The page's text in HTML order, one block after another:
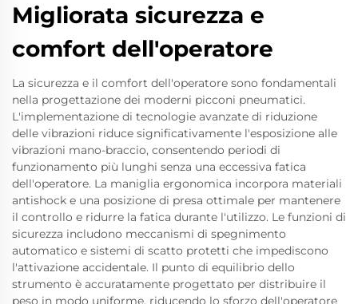
Migliorata sicurezza e
comfort dell'operatore
La sicurezza e il comfort dell'operatore sono fondamentali
nella progettazione dei moderni picconi pneumatici.
L'implementazione di tecnologie avanzate di riduzione
delle vibrazioni riduce significativamente l'esposizione alle
vibrazioni mano-braccio, consentendo periodi di
funzionamento più lunghi senza una eccessiva fatica
dell'operatore. La maniglia ergonomica incorpora materiali
antishock e una posizione di presa ottimale per mantenere
il controllo e ridurre la fatica durante l'utilizzo. Le funzioni di
sicurezza includono meccanismi di spegnimento
automatico e sistemi di scatto protetti che impediscono
l'attivazione accidentale. Il punto di equilibrio dello
strumento è accuratamente progettato per distribuire il
peso in modo uniforme, riducendo lo sforzo dell'operatore